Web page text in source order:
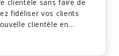
clientèle sans faire de
fidéliser vos clients
clientèle en…